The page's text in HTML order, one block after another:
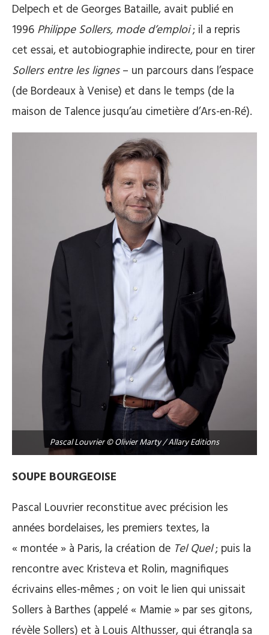
Delpech et de Georges Bataille, avait publié en
1996 Philippe Sollers, mode d’emploi; il a repris
cet essai, et autobiographie indirecte, pour en tirer
Sollers entre les lignes– un parcours dans l’espace
(de Bordeaux à Venise) et dans le temps (de la
maison de Talence jusqu’au cimetière d’Ars-en-Ré).
Pascal Louvrier © Olivier Marty / Allary Editions
SOUPE BOURGEOISE
Pascal Louvrier reconstitue avec précision les
années bordelaises, les premiers textes, la
« montée » à Paris, la création de Tel Quel; puis la
rencontre avec Kristeva et Rolin, magnifiques
écrivains elles-mêmes ; on voit le lien qui unissait
Sollers à Barthes (appelé « Mamie » par ses gitons,
révèle Sollers) et à Louis Althusser, qui étrangla sa